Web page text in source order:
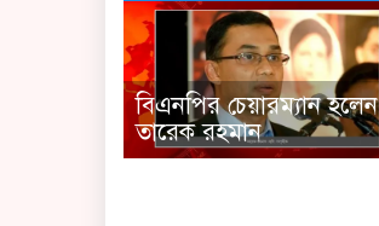
বিএনপির চেয়ারম্যান হলেন
তারেক রহমান